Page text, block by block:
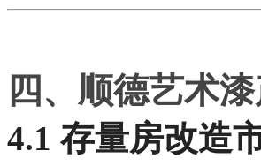
四、顺德艺术
4.1 存量房改造